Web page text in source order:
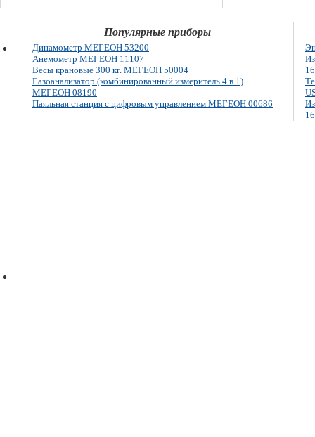
Популярные приборы
Динамометр МЕГЕОН 53200
Анемометр МЕГЕОН 11107
Весы крановые 300 кг. МЕГЕОН 50004
Газоанализатор (комбинированный измеритель 4 в 1)
МЕГЕОН 08190
Паяльная станция с цифровым управлением МЕГЕОН 00686